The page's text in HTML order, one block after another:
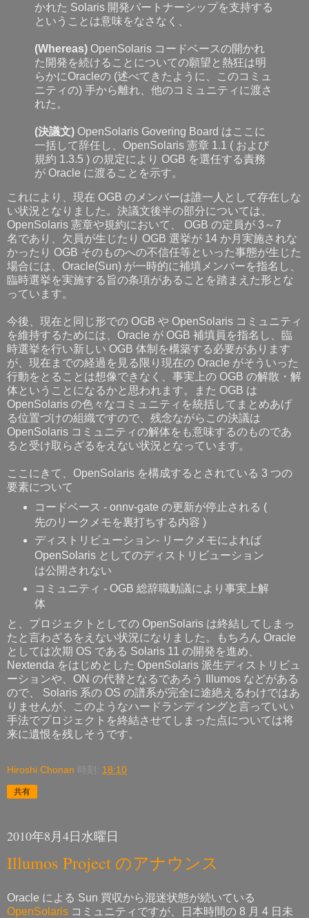
かれた Solaris 開発パートナーシップを支持する
ということは意味をなさなく、
(Whereas) OpenSolaris コードベースの開かれ
た開発を続けることについての願望と熱狂は明
らかにOracleの (述べてきたように、このコミュ
ニティの) 手から離れ、他のコミュニティに渡さ
れた。
(決議文) OpenSolaris Govering Board はここに
一括して辞任し、OpenSolaris 憲章 1.1 ( および
規約 1.3.5 ) の規定により OGB を選任する責務
が Oracle に渡ることを示す。
これにより、現在 OGB のメンバーは誰一人として存在しな
い状況となりました。決議文後半の部分については、
OpenSolaris 憲章や規約において、 OGB の定員が 3～7
名であり、欠員が生じたり OGB 選挙が 14 か月実施されな
かったり OGB そのものへの不信任等といった事態が生じた
場合には、Oracle(Sun) が一時的に補填メンバーを指名し、
臨時選挙を実施する旨の条項があることを踏まえた形とな
っています。
今後、現在と同じ形での OGB や OpenSolaris コミュニティ
を維持するためには、Oracle が OGB 補填員を指名し、臨
時選挙を行い新しい OGB 体制を構築する必要があります
が、現在までの経過を見る限り現在の Oracle がそういった
行動をとることは想像できなく、事実上の OGB の解散・解
体ということになるかと思われます。また OGB は
OpenSolaris の色々なコミュニティを統括してまとめあげ
る位置づけの組織ですので、残念ながらこの決議は
OpenSolaris コミュニティの解体をも意味するのものであ
ると受け取らざるをえない状況となっています。
ここにきて、OpenSolaris を構成するとされている 3 つの
要素について
コードベース - onnv-gate の更新が停止される (
先のリークメモを裏打ちする内容 )
ディストリビューション- リークメモによれば
OpenSolaris としてのディストリビューション
は公開されない
コミュニティ - OGB 総辞職動議により事実上解
体
と、プロジェクトとしての OpenSolaris は終結してしまっ
たと言わざるをえない状況になりました。もちろん Oracle
としては次期 OS である Solaris 11 の開発を進め、
Nextenda をはじめとした OpenSolaris 派生ディストリビュ
ーションや、ON の代替となるであろう Illumos などがある
ので、 Solaris 系の OS の譜系が完全に途絶えるわけではあ
りませんが、このようなハードランディングと言っていい
手法でプロジェクトを終結させてしまった点については将
来に遺恨を残しそうです。
Hiroshi Chonan 時刻: 18:10
共有
2010年8月4日水曜日
Illumos Project のアナウンス
Oracle による Sun 買収から混迷状態が続いている
OpenSolaris コミュニティですが、日本時間の 8 月 4 日未